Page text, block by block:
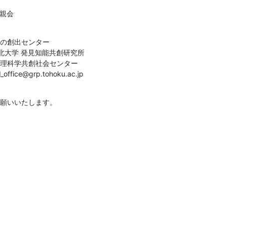
会
創出センター
大学 発見知能共創研究所
科学共創社会センター
いいたします。